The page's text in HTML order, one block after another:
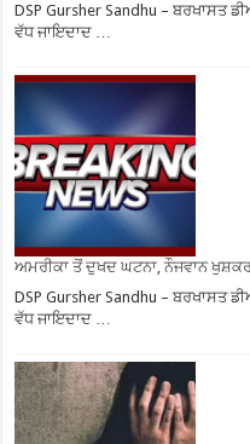
DSP Gursher Sandhu – ਬਰਖਾਸਤ
ਵੱਧ ਜਾਇਦਾਦ …
ਅਮਰੀਕਾ ਤੋਂ ਦੁਖਦ ਘਟਨਾ, ਨੌਜਵਾਨ
DSP Gursher Sandhu – ਬਰਖਾਸਤ
ਵੱਧ ਜਾਇਦਾਦ …